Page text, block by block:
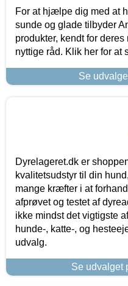
For at hjælpe dig med at
sunde og glade tilbyder
produkter, kendt for
nyttige råd. Klik her for at
Se
Dyrelageret.dk er
kvalitetsudstyr til din
mange kræfter i at
afprøvet og testet af
ikke mindst det vigtigste
hunde-, katte-, og
udvalg.
Se udvalget